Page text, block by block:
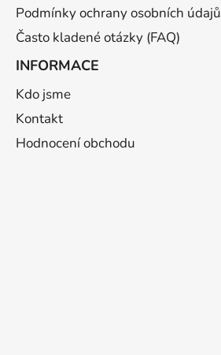
Podmínky ochrany osobních údajů
Často kladené otázky (FAQ)
INFORMACE
Kdo jsme
Kontakt
Hodnocení obchodu